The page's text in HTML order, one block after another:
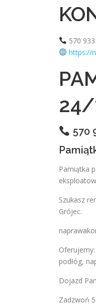
570
https://
24/
570
Pamiątka
Szukasz
Grójec.
podłóg,
Dojazd
Zadzwoń